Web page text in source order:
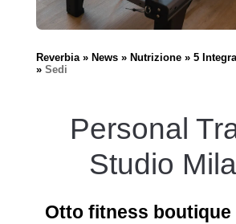
Reverbia News Nutrizione
5
Sedi
Personal
Studio
Otto fitness